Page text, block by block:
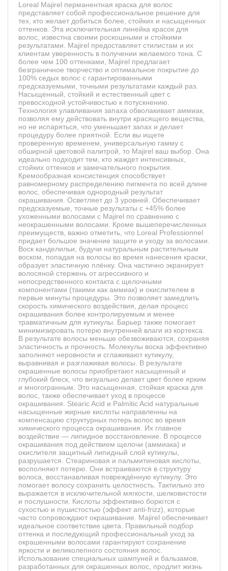
Loreal Majirel перманентная краска для волос
представляет собой профессиональное решение для
тех, кто желает добиться более, стойких и насыщенных
оттенков. Эта исключительная линейка красок для
волос, известна своими роскошными и стойкими
результатами. Majirel предоставляет стилистам и их
клиентам уверенность в получении желаемого тона. С
более чем 100 оттенками, Majirel предлагает
безграничное творчество и оптимальное покрытие до
100% седых волос с гарантированными
предсказуемыми, точными результатами каждый раз.
Насыщенный, стойкий и естественный цвет с
превосходной устойчивостью к потускнению.
Технология улавливания запаха обволакивает аммиак,
позволяя ему действовать внутри красящего вещества,
но не испаряться, что уменьшает запах и делает
процедуру более приятной. Если вы ищете
проверенную временем, универсальную гамму с
обширной цветовой палитрой, то Majirel ваш выбор. Она
идеально подходит тем, кто жаждет интенсивных,
стойких оттенков и замечательного покрытия.
Кремообразная консистенция способствует
равномерному распределению пигмента по всей длине
волос, обеспечивая однородный результат
окрашивания. Осветляет до 3 уровней. Обеспечивает
предсказуемые, точные результаты с +45% более
ухоженными волосами с Majirel по сравнению с
неокрашенными волосами. Кроме вышеперечисленных
преимуществ, важно отметить, что Loreal Professionnel
придает большое значение защите и уходу за волосами.
Воск канделильи, будучи натуральным растительным
воском, попадая на волосы во время нанесения краски,
образует эластичную плёнку. Она частично экранирует
волосяной стержень от агрессивного и
непосредственного контакта с щелочными
компонентами (такими как аммиак) и окислителем в
первые минуты процедуры. Это позволяет замедлить
скорость химического воздействия, делая процесс
окрашивания более контролируемым и менее
травматичным для кутикулы. Барьер также помогает
минимизировать потерю внутренней влаги из кортекса.
В результате волосы меньше обезвоживаются, сохраняя
эластичность и прочность. Молекулы воска эффективно
заполняют неровности и сглаживают кутикулу,
выравнивая и разглаживая волосы. В результате
окрашенные волосы приобретают насыщенный и
глубокий блеск, что визуально делает цвет более ярким
и многогранным. Это насыщенная, стойкая краска для
волос, также обеспечивает уход в процессе
окрашивания. Stearic Acid и Palmitic Acid натуральные
насыщенные жирные кислоты направленны на
компенсацию структурных потерь волос во время
химического процесса окрашивания. Их главное
воздействие — липидное восстановление. В процессе
окрашивания под действием щелочи (аммиака) и
окислителя защитный липидный слой кутикулы,
разрушается. Стеариновая и пальмитиновая кислоты,
восполняют потерю. Они встраиваются в структуру
волоса, восстанавливая повреждённую кутикулу. Это
помогает волосу сохранить целостность. Тактильно это
выражается в исключительной мягкости, шелковистости
и послушности. Кислоты эффективно борются с
сухостью и пушистостью (эффект anti-frizz), которые
часто сопровождают окрашивание. Majirel обеспечивает
идеальное соответствие цвета. Правильный подбор
оттенка и последующий профессиональный уход за
окрашенными волосами гарантируют сохранение
яркости и великолепного состояния волос.
Использование специальных шампуней и бальзамов,
разработанных для окрашенных волос, продлит жизнь